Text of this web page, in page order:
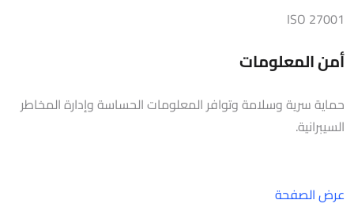
ISO 27001
أمن المعلومات
حماية سرية وسلامة وتوافر المعلومات الحساسة وإدارة المخاطر
السيبرانية.
عرض الصفحة